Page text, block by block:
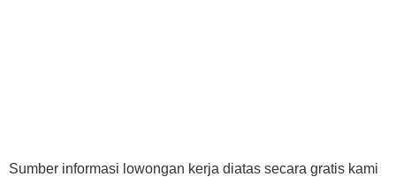
Sumber informasi lowongan kerja diatas secara gratis kami